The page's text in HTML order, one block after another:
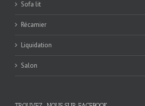
Sofa lit
Récamier
Liquidation
Salon